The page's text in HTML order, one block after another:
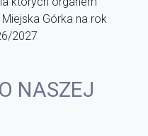
Górka na rok
2027
NASZEJ